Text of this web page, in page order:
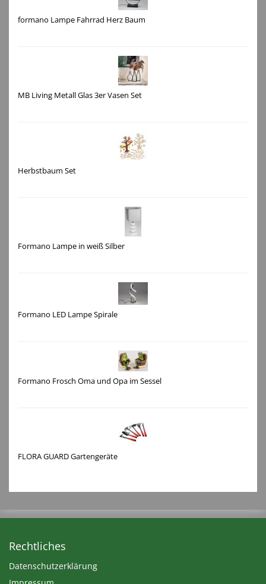
formano Lampe Fahrrad Herz Baum
MB Living Metall Glas 3er Vasen Set
Herbstbaum Set
Formano Lampe in weiß Silber
Formano LED Lampe Spirale
Formano Frosch Oma und Opa im Sessel
FLORA GUARD Gartengeräte
Rechtliches
Datenschutzerklärung